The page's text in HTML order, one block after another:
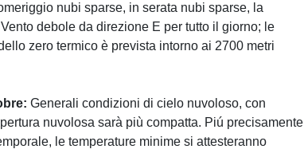
nubi sparse, in serata nubi sparse, la
debole da direzione E per tutto il giorno; le
zero termico è prevista intorno ai 2700 metri
Generali condizioni di cielo nuvoloso, con
nuvolosa sarà più compatta. Piú precisamente
le temperature minime si attesteranno